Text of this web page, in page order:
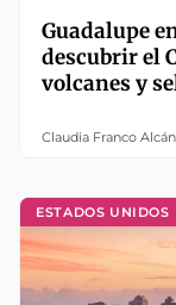
Guadalupe
descubrir el
volcanes y
Claudia Franco
ESTADOS UNIDOS